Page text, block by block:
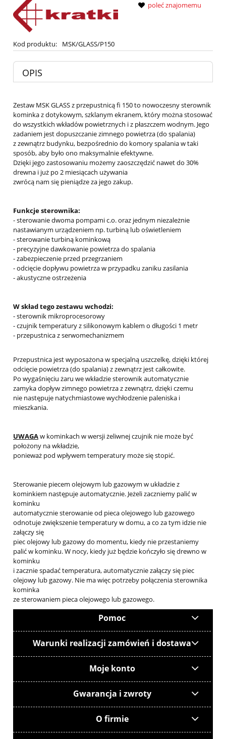
Kod produktu: MSK/GLASS/P150
poleć znajomemu
OPIS
Zestaw MSK GLASS z przepustnicą fi 150 to nowoczesny sterownik
kominka z dotykowym, szklanym ekranem, który można stosować
do wszystkich wkładów powietrznych i z płaszczem wodnym. Jego
zadaniem jest dopuszczanie zimnego powietrza (do spalania)
z zewnątrz budynku, bezpośrednio do komory spalania w taki
sposób, aby było ono maksymalnie efektywne.
Dzięki jego zastosowaniu możemy zaoszczędzić nawet do 30%
drewna i już po 2 miesiącach używania
zwrócą nam się pieniądze za jego zakup.
Funkcje sterownika:
- sterowanie dwoma pompami c.o. oraz jednym niezależnie
nastawianym urządzeniem np. turbiną lub oświetleniem
- sterowanie turbiną kominkową
- precyzyjne dawkowanie powietrza do spalania
- zabezpieczenie przed przegrzaniem
- odcięcie dopływu powietrza w przypadku zaniku zasilania
- akustyczne ostrzeżenia
W skład tego zestawu wchodzi:
- sterownik mikroprocesorowy
- czujnik temperatury z silikonowym kablem o długości 1 metr
- przepustnica z serwomechanizmem
Przepustnica jest wyposażona w specjalną uszczelkę, dzięki której
odcięcie powietrza (do spalania) z zewnątrz jest całkowite.
Po wygaśnięciu żaru we wkładzie sterownik automatycznie
zamyka dopływ zimnego powietrza z zewnątrz, dzięki czemu
nie następuje natychmiastowe wychłodzenie paleniska i
mieszkania.
UWAGAw kominkach w wersji żeliwnej czujnik nie może być
położony na wkładzie,
ponieważ pod wpływem temperatury może się stopić.
Sterowanie piecem olejowym lub gazowym w układzie z
kominkiem następuje automatycznie. Jeżeli zaczniemy palić w
kominku
automatycznie sterowanie od pieca olejowego lub gazowego
odnotuje zwiększenie temperatury w domu, a co za tym idzie nie
załączy się
piec olejowy lub gazowy do momentu, kiedy nie przestaniemy
palić w kominku. W nocy, kiedy już będzie kończyło się drewno w
kominku
i zacznie spadać temperatura, automatycznie załączy się piec
olejowy lub gazowy. Nie ma więc potrzeby połączenia sterownika
kominka
ze sterowaniem pieca olejowego lub gazowego.
Pomoc
Warunki realizacji zamówień i dostawa
Moje konto
Gwarancja i zwroty
O firmie